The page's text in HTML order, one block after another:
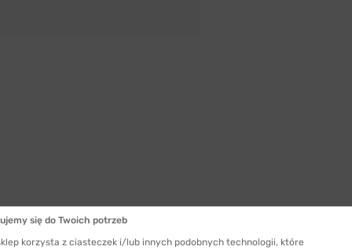
się do Twoich potrzeb
korzysta z ciasteczek i/lub innych podobnych technologii, które